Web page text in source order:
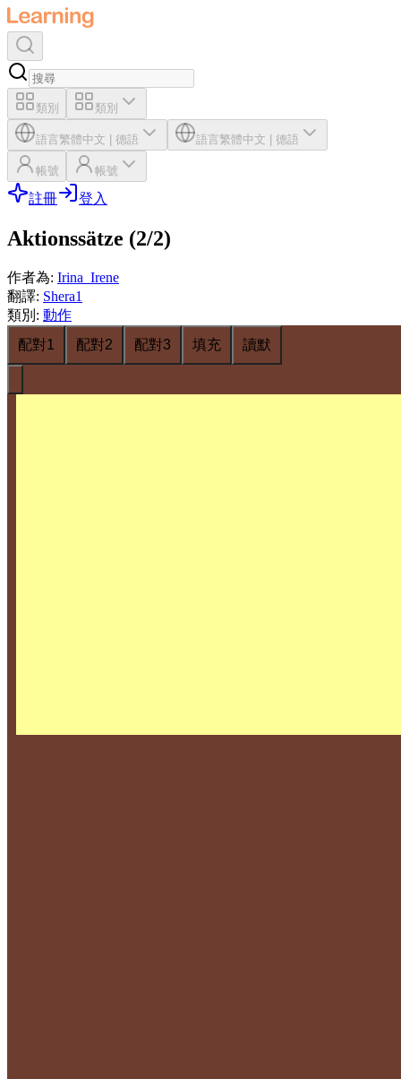
類別 類別
語言繁體中文 德語 語言繁體中文 德語
帳號 帳號
註冊 登入
Aktionssätze (2/2)
作者為: Irina_Irene
翻譯: Shera1
類別 : 動作
配對1
配對2 配對3 填充 讀默